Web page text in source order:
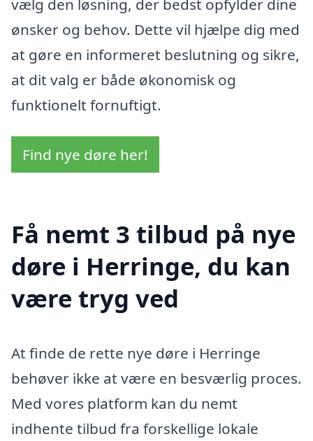
vælg den løsning, der bedst opfylder dine
ønsker og behov. Dette vil hjælpe dig med
at gøre en informeret beslutning og sikre,
at dit valg er både økonomisk og
funktionelt fornuftigt.
Find nye døre her!
Få nemt 3 tilbud på nye
døre i Herringe, du kan
være tryg ved
At finde de rette nye døre i Herringe
behøver ikke at være en besværlig proces.
Med vores platform kan du nemt
indhente tilbud fra forskellige lokale